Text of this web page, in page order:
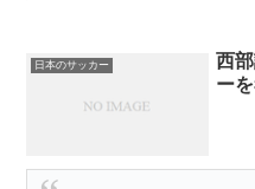
ちょっとお固い感じだが、テレ
だ。 サッカーマガジンには、
寿も含めた３人のコンビネーシ
た・・・・・
日本のサッカー
西
ー